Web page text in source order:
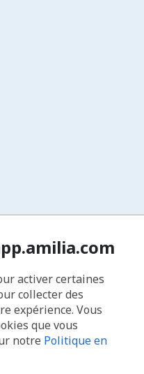
activer certaines
collecter des
expérience. Vous
que vous
notre Politique en